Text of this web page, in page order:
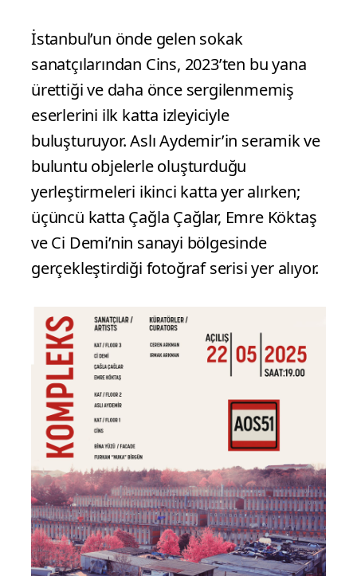
İstanbul’un önde gelen sokak
sanatçılarından Cins, 2023’ten bu yana
ürettiği ve daha önce sergilenmemiş
eserlerini ilk katta izleyiciyle
buluşturuyor. Aslı Aydemir’in seramik ve
buluntu objelerle oluşturduğu
yerleştirmeleri ikinci katta yer alırken;
üçüncü katta Çağla Çağlar, Emre Köktaş
ve Ci Demi’nin sanayi bölgesinde
gerçekleştirdiği fotoğraf serisi yer alıyor.